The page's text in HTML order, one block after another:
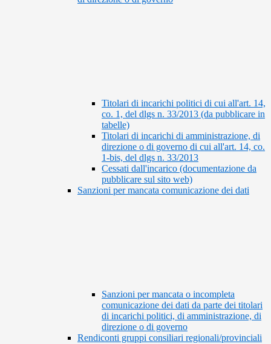
Titolari di incarichi politici di cui all'art. 14,
co. 1, del dlgs n. 33/2013 (da pubblicare in
tabelle)
Titolari di incarichi di amministrazione, di
direzione o di governo di cui all'art. 14, co.
1-bis, del dlgs n. 33/2013
Cessati dall'incarico (documentazione da
pubblicare sul sito web)
Sanzioni per mancata comunicazione dei dati
Sanzioni per mancata o incompleta
comunicazione dei dati da parte dei titolari
di incarichi politici, di amministrazione, di
direzione o di governo
Rendiconti gruppi consiliari regionali/provinciali